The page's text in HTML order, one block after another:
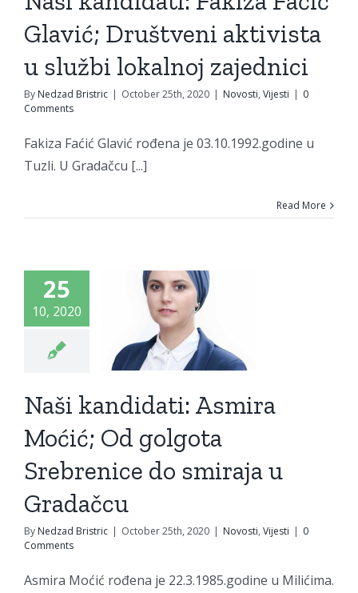
Vijesti
Glavić; Društveni aktivista
u službi lokalnoj zajednici
By Nedzad Bristric | October 25th, 2020 | Novosti, Vijesti | 0
Comments
Fakiza Faćić Glavić rođena je 03.10.1992.godine u
Tuzli. U Gradačcu [...]
Read More
25
10, 2020
Od
u
Vijesti
Naši kandidati: Asmira
Moćić; Od golgota
Srebrenice do smiraja u
Gradačcu
By Nedzad Bristric | October 25th, 2020 | Novosti, Vijesti | 0
Comments
Asmira Moćić rođena je 22.3.1985.godine u Milićima.